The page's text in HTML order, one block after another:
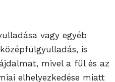
vagy egyéb
is
mivel a fül és az
elhelyezkedése miatt